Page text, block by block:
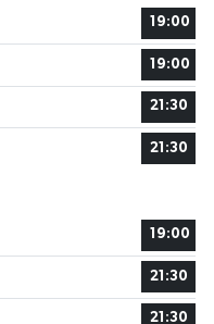
19:00
19:00
21:30
21:30
19:00
21:30
21:30